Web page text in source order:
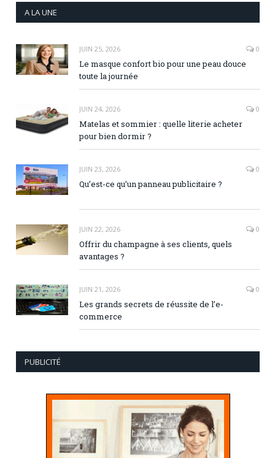
A LA UNE
JUIN 25, 2026 0
Le masque confort bio pour une peau douce
toute la journée
JUIN 24, 2026 0
Matelas et sommier : quelle literie acheter
pour bien dormir ?
JUIN 23, 2026 0
Qu’est-ce qu’un panneau publicitaire ?
JUIN 22, 2026 0
Offrir du champagne à ses clients, quels
avantages ?
JUIN 21, 2026 0
Les grands secrets de réussite de l’e-
commerce
PUBLICITÉ